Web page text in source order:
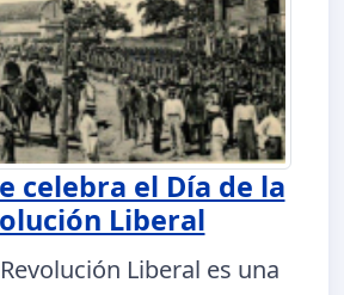
celebra el Día de la
Liberal
Liberal es una